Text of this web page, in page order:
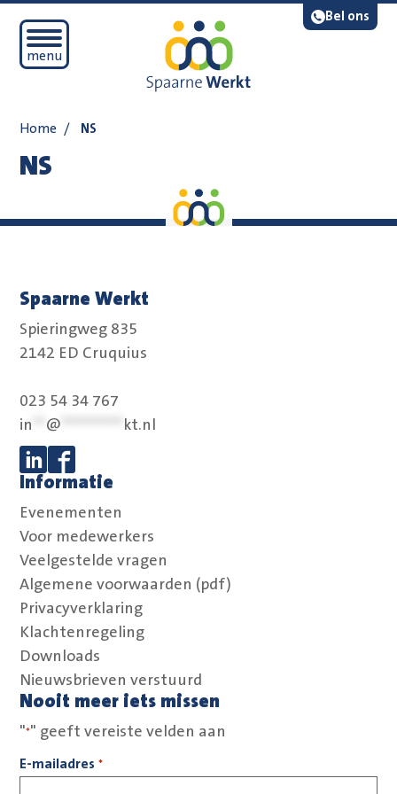
Bel ons
Open mobiel menu
menu
Lees voor
Home / NS
NS
Spaarne Werkt
Spieringweg 835
2142 ED Cruquius
023 54 34 767
in
@ kt.nl
Volg ons op Linkedin
Volg ons op Facebook
Informatie
Evenementen
Voor medewerkers
Veelgestelde vragen
Algemene voorwaarden (pdf)
Privacyverklaring
Klachtenregeling
Downloads
Nieuwsbrieven verstuurd
Nooit meer iets missen
"*" geeft vereiste velden aan
E-mailadres *